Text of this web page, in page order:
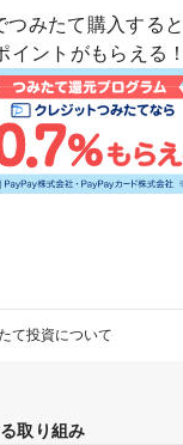
つみたて購入する
イントがもらえる！
て投資について
取り組み